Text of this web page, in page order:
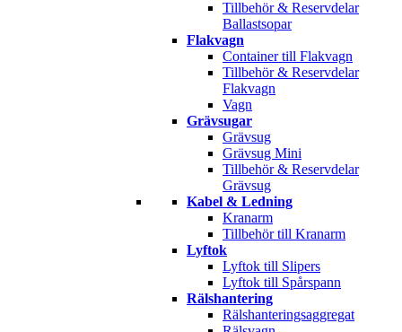
Tillbehör & Reservdelar
Ballastsopar
Flakvagn
Container till Flakvagn
Tillbehör & Reservdelar
Flakvagn
Vagn
Grävsugar
Grävsug
Grävsug Mini
Tillbehör & Reservdelar
Grävsug
Kabel & Ledning
Kranarm
Tillbehör till Kranarm
Lyftok
Lyftok till Slipers
Lyftok till Spårspann
Rälshantering
Rälshanteringsaggregat